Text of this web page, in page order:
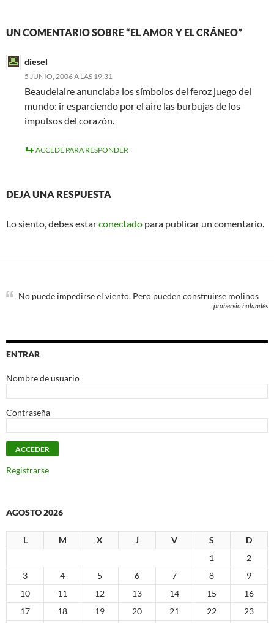
UN COMENTARIO SOBRE “EL AMOR Y EL CRÁNEO”
diesel
5 JUNIO, 2006 A LAS 19:31
Beaudelaire anunciaba los símbolos del feroz juego del
mundo: ir esparciendo por el aire las burbujas de los
impulsos del corazón.
ACCEDE PARA RESPONDER
DEJA UNA RESPUESTA
Lo siento, debes estarconectado para publicar un comentario.
No puede impedirse el viento. Pero pueden construirse molinos
probervio holandés
ENTRAR
Nombre de usuario
Contraseña
Registrarse
AGOSTO 2026
L M X J V S
D
1
2
3
4 5 6 7 8
9
10
11 12 13 14 15
16
17
18 19 20 21 22
23